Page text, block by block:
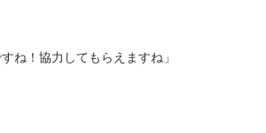
ね！協力してもらえますね」